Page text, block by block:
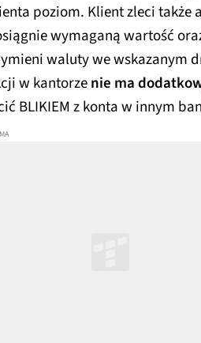
poziom. Klient zleci także
wymaganą wartość
waluty we wskazanym
w kantorzenie ma
BLIKIEM z konta w innym